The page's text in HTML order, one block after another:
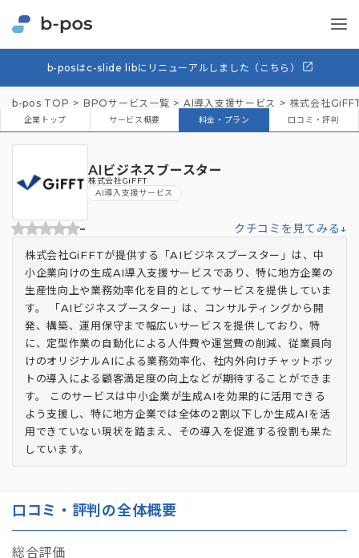
b-posはc-slide libにリニューアルしました（こちら）
b-pos TOP BPOサービス一覧 AI導入支援サービス 株式会社
企業トップ サービス概要 料金・プラン 口コミ・評判
AIビジネスブースター
株式会社GiFFT
AI導入支援サービス
- クチコミを見てみる↓
株式会社GiFFTが提供する「AIビジネスブースター」は、中
小企業向けの生成AI導入支援サービスであり、特に地方企業の
生産性向上や業務効率化を目的としてサービスを提供していま
す。 「AIビジネスブースター」は、コンサルティングから開
発、構築、運用保守まで幅広いサービスを提供しており、特
に、定型作業の自動化による人件費や運営費の削減、従業員向
けのオリジナルAIによる業務効率化、社内外向けチャットボッ
トの導入による顧客満足度の向上などが期待することができま
す。 このサービスは中小企業が生成AIを効果的に活用できる
よう支援し、特に地方企業では全体の2割以下しか生成AIを活
用できていない現状を踏まえ、その導入を促進する役割も果た
しています。
口コミ・評判の全体概要
総合評価